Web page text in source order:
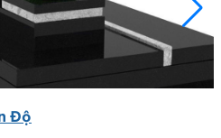
Độ